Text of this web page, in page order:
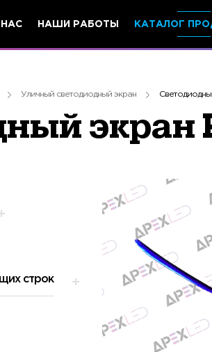
НАШИ РАБОТЫ КАТАЛОГ
Уличный светодиодный экран
экран
строк